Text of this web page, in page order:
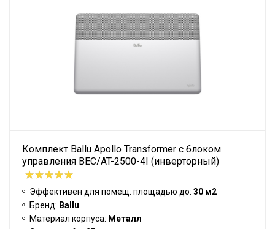
Комплект Ballu Apollo Transformer с блоком
управления BEC/AT-2500-4I (инверторный)
Эффективен для помещ. площадью до: 30 м2
Бренд: Ballu
Материал корпуса: Металл